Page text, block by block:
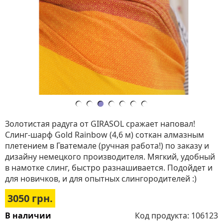
Золотистая радуга от GIRASOL сражает наповал!
Слинг-шарф Gold Rainbow (4,6 м) соткан алмазным
плетением в Гватемале (ручная работа!) по заказу и
дизайну немецкого производителя. Мягкий, удобный
в намотке слинг, быстро разнашивается. Подойдет и
для новичков, и для опытных слингородителей :)
3050 грн.
В наличии Код продукта: 106123